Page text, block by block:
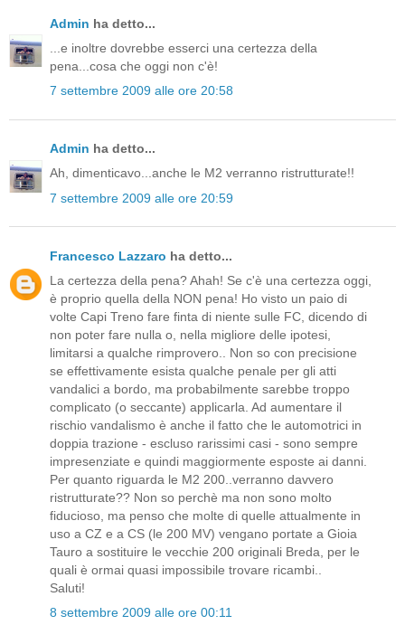
Admin ha detto...
...e inoltre dovrebbe esserci una certezza della
pena...cosa che oggi non c'è!
7 settembre 2009 alle ore 20:58
Admin ha detto...
Ah, dimenticavo...anche le M2 verranno ristrutturate!!
7 settembre 2009 alle ore 20:59
Francesco Lazzaro ha detto...
La certezza della pena? Ahah! Se c'è una certezza oggi,
è proprio quella della NON pena! Ho visto un paio di
volte Capi Treno fare finta di niente sulle FC, dicendo di
non poter fare nulla o, nella migliore delle ipotesi,
limitarsi a qualche rimprovero.. Non so con precisione
se effettivamente esista qualche penale per gli atti
vandalici a bordo, ma probabilmente sarebbe troppo
complicato (o seccante) applicarla. Ad aumentare il
rischio vandalismo è anche il fatto che le automotrici in
doppia trazione - escluso rarissimi casi - sono sempre
impresenziate e quindi maggiormente esposte ai danni.
Per quanto riguarda le M2 200..verranno davvero
ristrutturate?? Non so perchè ma non sono molto
fiducioso, ma penso che molte di quelle attualmente in
uso a CZ e a CS (le 200 MV) vengano portate a Gioia
Tauro a sostituire le vecchie 200 originali Breda, per le
quali è ormai quasi impossibile trovare ricambi..
Saluti!
8 settembre 2009 alle ore 00:11